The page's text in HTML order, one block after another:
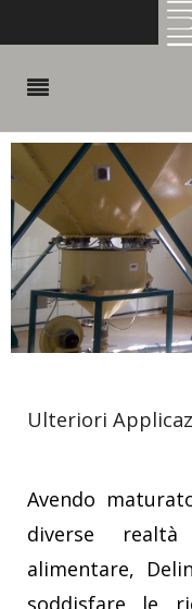
Ulteriori
Avendo
diverse
alimentare,